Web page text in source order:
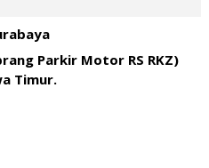
Parkir Motor RS RKZ)
Timur.